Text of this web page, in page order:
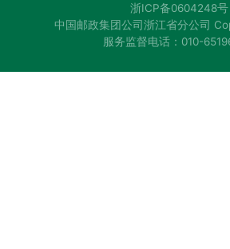
浙ICP备0604248号
中国邮政集团公司浙江省分公司
服务监督电话：010-